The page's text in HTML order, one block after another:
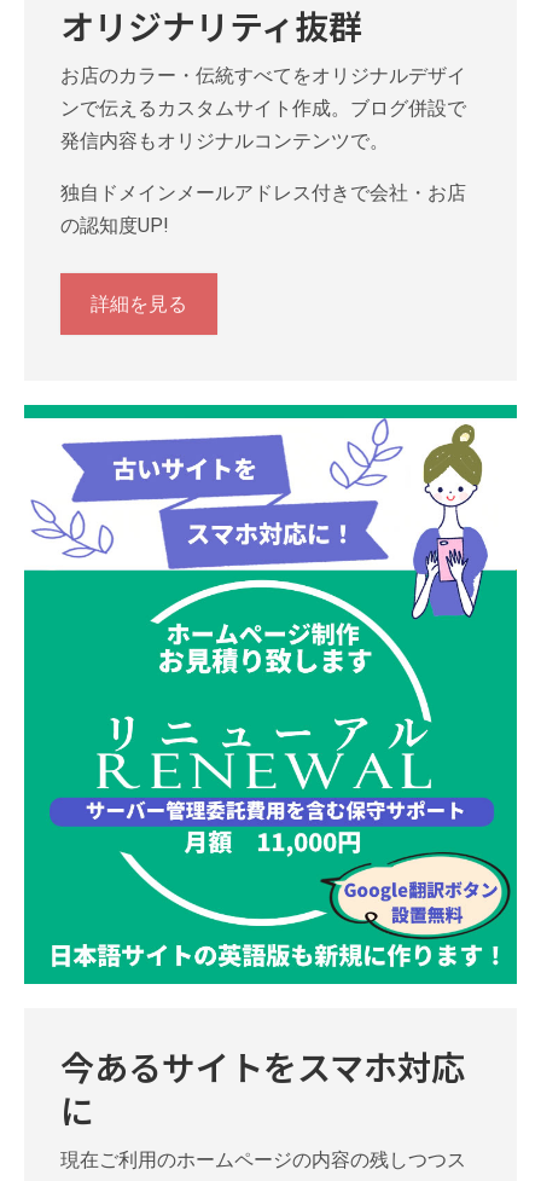
オリジナリティ抜群
お店のカラー・伝統すべてをオリジナルデザイ
ンで伝えるカスタムサイト作成。ブログ併設で
発信内容もオリジナルコンテンツで。
独自ドメインメールアドレス付きで会社・お店
の認知度UP!
詳細を見る
今あるサイトをスマホ対応
に
現在ご利用のホームページの内容の残しつつス